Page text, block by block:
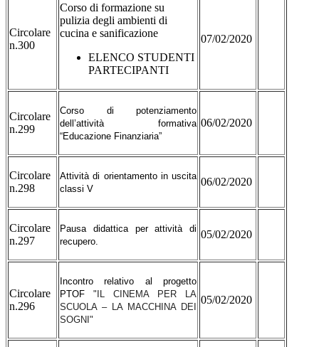
Circolare
n.300
Corso di formazione su
pulizia degli ambienti di
cucina e sanificazione
ELENCO STUDENTI
PARTECIPANTI
07/02/2020
Circolare
n.299
Corso di potenziamento
dell’attività formativa
“Educazione Finanziaria”
06/02/2020
Circolare
n.298
Attività di orientamento in uscita
classi V
06/02/2020
Circolare
n.297
Pausa didattica per attività di
recupero.
05/02/2020
Circolare
n.296
Incontro relativo al progetto
PTOF "IL CINEMA PER LA
SCUOLA – LA MACCHINA DEI
SOGNI"
05/02/2020